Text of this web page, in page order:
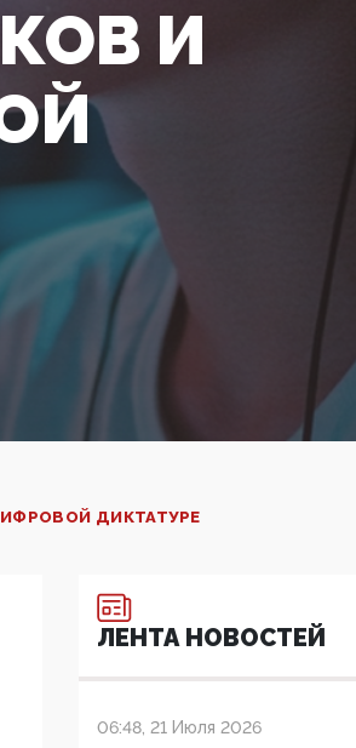
И
ДИКТАТУРЕ
ЛЕНТА НОВОСТЕЙ
06:48, 21 Июля 2026